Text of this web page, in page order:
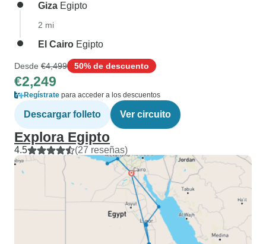
Giza Egipto
2 mi
El Cairo Egipto
Desde €4,499 50% de descuento
€2,249
Regístrate para acceder a los descuentos
Descargar folleto Ver circuito
Explora Egipto
4.5 (27 reseñas)